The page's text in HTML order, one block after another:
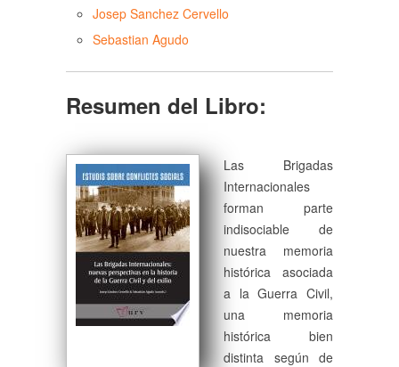
Josep Sanchez Cervello
Sebastian Agudo
Resumen del Libro:
Las Brigadas
Internacionales
forman parte
indisociable de
nuestra memoria
histórica asociada
a la Guerra Civil,
una memoria
histórica bien
distinta según de